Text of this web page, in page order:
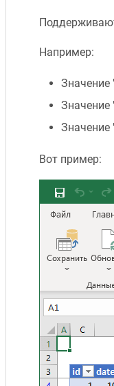
Например:
Значение
Значение
Вот пример: